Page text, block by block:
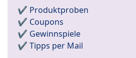
✔️ Produktproben
✔️ Coupons
✔️ Gewinnspiele
✔️ Tipps per Mail